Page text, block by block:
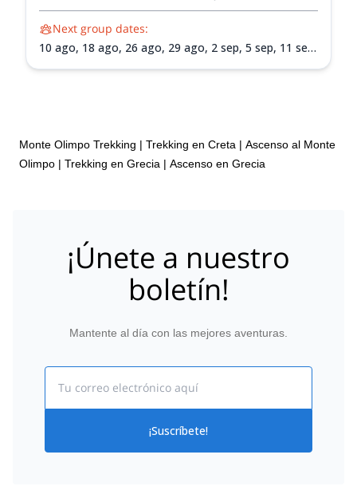
Next group dates:
10 ago, 18 ago, 26 ago, 29 ago, 2 sep, 5 sep, 11 sep,
Monte Olimpo Trekking | Trekking en Creta | Ascenso al Monte
Olimpo | Trekking en Grecia | Ascenso en Grecia
¡Únete a nuestro
boletín!
Mantente al día con las mejores aventuras.
¡Suscríbete!